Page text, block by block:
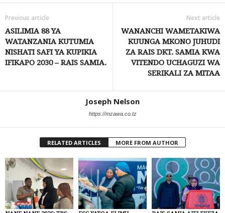
Previous article
ASILIMIA 88 YA
WATANZANIA KUTUMIA
NISHATI SAFI YA KUPIKIA
IFIKAPO 2030 – RAIS SAMIA.
Next article
WANANCHI WAMETAKIWA
KUUNGA MKONO JUHUDI
ZA RAIS DKT. SAMIA KWA
VITENDO UCHAGUZI WA
SERIKALI ZA MITAA
Joseph Nelson
https://mzawa.co.tz
RELATED ARTICLES MORE FROM AUTHOR